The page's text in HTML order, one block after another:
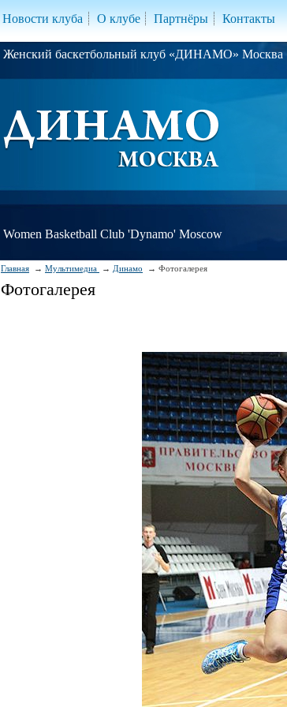
Новости клуба О клубе Партнёры Контакты
Женский баскетбольный клуб «ДИНАМО» Москва
Women Basketball Club 'Dynamo' Moscow
Главная Мультимедиа Динамо Фотогалерея
Фотогалерея